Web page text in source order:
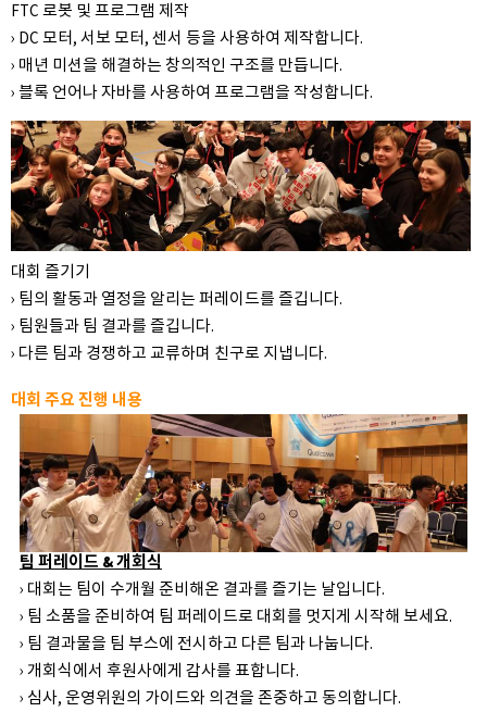
FTC 로봇 및 프로그램 제작
› DC 모터, 서보 모터, 센서 등을 사용하여 제작합니다.
› 매년 미션을 해결하는 창의적인 구조를 만듭니다.
› 블록 언어나 자바를 사용하여 프로그램을 작성합니다.
대회 즐기기
› 팀의 활동과 열정을 알리는 퍼레이드를 즐깁니다.
› 팀원들과 팀 결과를 즐깁니다.
› 다른 팀과 경쟁하고 교류하며 친구로 지냅니다.
대회 주요 진행 내용
팀 퍼레이드 & 개회식
› 대회는 팀이 수개월 준비해온 결과를 즐기는 날입니다.
› 팀 소품을 준비하여 팀 퍼레이드로 대회를 멋지게 시작해 보세요.
› 팀 결과물을 팀 부스에 전시하고 다른 팀과 나눕니다.
› 개회식에서 후원사에게 감사를 표합니다.
› 심사, 운영위원의 가이드와 의견을 존중하고 동의합니다.